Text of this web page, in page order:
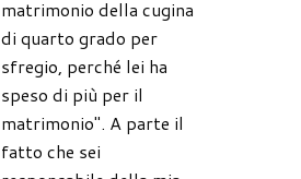
matrimonio della cugina
di quarto grado per
sfregio, perché lei ha
speso di più per il
matrimonio". A parte il
fatto che sei